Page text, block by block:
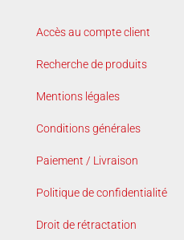
Accès au compte client
Recherche de produits
Mentions légales
Conditions générales
Paiement / Livraison
Politique de confidentialité
Droit de rétractation